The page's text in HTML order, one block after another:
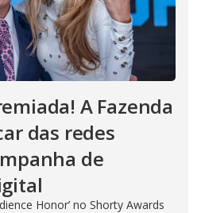
A Fazenda
das redes
de
Honor’ no Shorty Awards